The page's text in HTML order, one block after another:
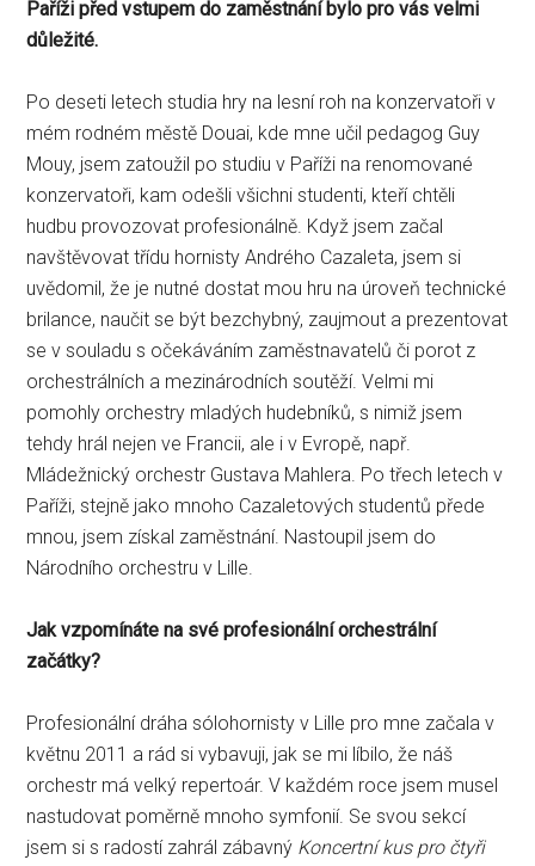
Paříži před vstupem do zaměstnání bylo pro vás velmi
důležité.
Po deseti letech studia hry na lesní roh na konzervatoři v
mém rodném městě Douai, kde mne učil pedagog Guy
Mouy, jsem zatoužil po studiu v Paříži na renomované
konzervatoři, kam odešli všichni studenti, kteří chtěli
hudbu provozovat profesionálně. Když jsem začal
navštěvovat třídu hornisty Andrého Cazaleta, jsem si
uvědomil, že je nutné dostat mou hru na úroveň technické
brilance, naučit se být bezchybný, zaujmout a prezentovat
se v souladu s očekáváním zaměstnavatelů či porot z
orchestrálních a mezinárodních soutěží. Velmi mi
pomohly orchestry mladých hudebníků, s nimiž jsem
tehdy hrál nejen ve Francii, ale i v Evropě, např.
Mládežnický orchestr Gustava Mahlera. Po třech letech v
Paříži, stejně jako mnoho Cazaletových studentů přede
mnou, jsem získal zaměstnání. Nastoupil jsem do
Národního orchestru v Lille.
Jak vzpomínáte na své profesionální orchestrální
začátky?
Profesionální dráha sólohornisty v Lille pro mne začala v
květnu 2011 a rád si vybavuji, jak se mi líbilo, že náš
orchestr má velký repertoár. V každém roce jsem musel
nastudovat poměrně mnoho symfonií. Se svou sekcí
jsem si s radostí zahrál zábavný Koncertní kus pro čtyři